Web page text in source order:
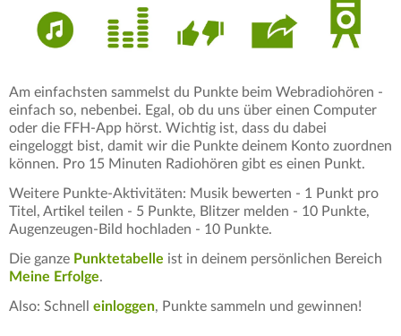
Am einfachsten sammelst du Punkte beim Webradiohören -
einfach so, nebenbei. Egal, ob du uns über einen Computer
oder die FFH-App hörst. Wichtig ist, dass du dabei
eingeloggt bist, damit wir die Punkte deinem Konto zuordnen
können. Pro 15 Minuten Radiohören gibt es einen Punkt.
Weitere Punkte-Aktivitäten: Musik bewerten - 1 Punkt pro
Titel, Artikel teilen - 5 Punkte, Blitzer melden - 10 Punkte,
Augenzeugen-Bild hochladen - 10 Punkte.
Die ganze Punktetabelle ist in deinem persönlichen Bereich
Meine Erfolge.
Also: Schnell einloggen, Punkte sammeln und gewinnen!